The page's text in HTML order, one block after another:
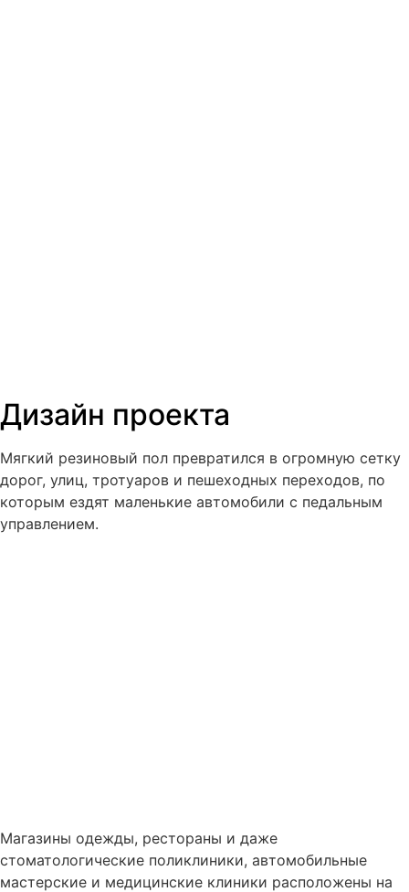
Дизайн проекта
Мягкий резиновый пол превратился в огромную сетку
дорог, улиц, тротуаров и пешеходных переходов, по
которым ездят маленькие автомобили с педальным
управлением.
Магазины одежды, рестораны и даже
стоматологические поликлиники, автомобильные
мастерские и медицинские клиники расположены на